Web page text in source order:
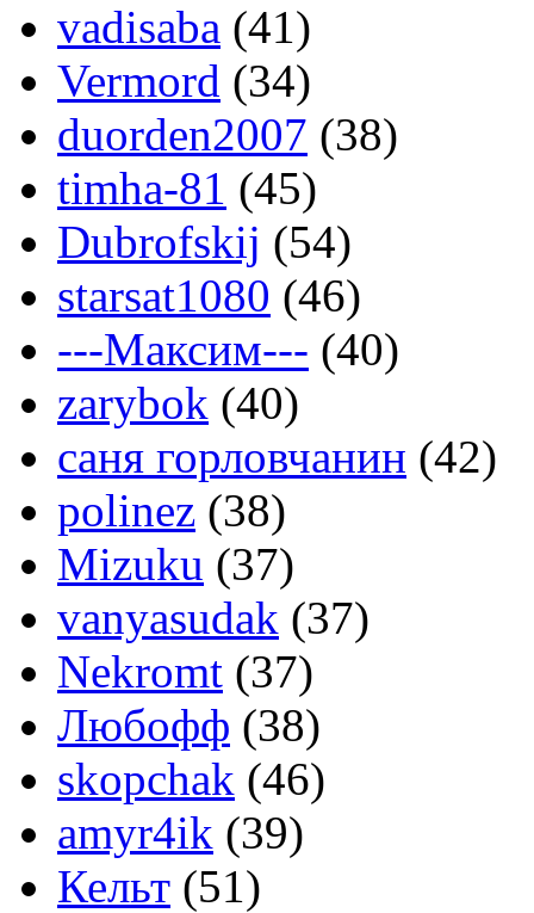
vadisaba (41)
Vermord (34)
duorden2007 (38)
timha-81 (45)
Dubrofskij (54)
starsat1080 (46)
---Максим--- (40)
zarybok (40)
саня горловчанин (42)
polinez (38)
Mizuku (37)
vanyasudak (37)
Nekromt (37)
Любофф (38)
skopchak (46)
amyr4ik (39)
Кельт (51)